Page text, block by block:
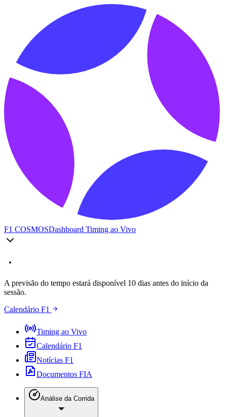
F1 COSMOSDashboard Timing ao Vivo
A previsão do tempo estará disponível 10 dias antes do início da
sessão.
Calendário F1
Timing ao Vivo
Calendário F1
Notícias F1
Documentos FIA
Análise da Corrida